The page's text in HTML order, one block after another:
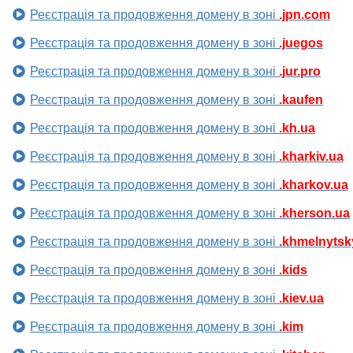
Реєстрація та продовження домену в зоні .jpn.com
Реєстрація та продовження домену в зоні .juegos
Реєстрація та продовження домену в зоні .jur.pro
Реєстрація та продовження домену в зоні .kaufen
Реєстрація та продовження домену в зоні .kh.ua
Реєстрація та продовження домену в зоні .kharkiv.ua
Реєстрація та продовження домену в зоні .kharkov.ua
Реєстрація та продовження домену в зоні .kherson.ua
Реєстрація та продовження домену в зоні
Реєстрація та продовження домену в зоні .kids
Реєстрація та продовження домену в зоні .kiev.ua
Реєстрація та продовження домену в зоні .kim